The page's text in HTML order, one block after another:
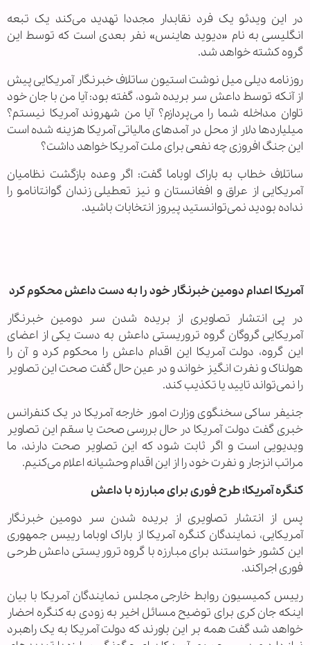
در این ویدئو یک فرد نقابدار مجددا تهدید می‌کند یک تبعه
انگلیسی به نام «دیوید هاینس» نفر بعدی است که توسط این
گروه کشته خواهد شد.
روزنامه دیلی میل نوشت استیون ساتلاف خبرنگار آمریکایی پیش
از آنکه توسط داعش سر بریده شود، گفته بود: آیا من با جان خود
تاوان مداخله شما را می‌پردازم؟ آیا من شهروند آمریکا نیستم؟
میلیارد‌ها دلار از محل در آمدهای مالیاتی آمریکا هزینه شده است
این جنگ افروزی چه نفعی برای ملت آمریکا خواهد داشت؟
ساتلاف خطاب به باراک اوباما گفت: اگر وعده بازگشت نظامیان
آمریکایی از عراق و افغانستان و نیز تعطیلی زندان گوانتانامو را
نداده بودید نمی‌توانستید پیروز انتخابات باشید.
آمریکا اعدام دومین خبرنگار خود را به دست داعش محکوم کرد
در پی انتشار تصاویری از بریده شدن سر دومین خبرنگار
آمریکایی گروگان گروه تروریستی داعش به دست یکی از اعضای
این گروه، دولت آمریکا این اقدام داعش را محکوم کرد و آن را
هولناک و نفرت انگیز خواند و در عین حال گفت صحت این تصاویر
را نمی‌تواند تایید یا تکذیب کند.
جنیفر ساکی سخنگوی وزارت امور خارجه آمریکا در یک کنفرانس
خبری گفت دولت آمریکا در حال بررسی صحت یا سقم این تصاویر
ویدیویی است و اگر ثابت شود که این تصاویر صحت دارند، ما
مراتب انزجار و نفرت خود را از این اقدام وحشیانه اعلام می‌کنیم.
کنگره آمریکا؛ طرح فوری برای مبارزه با داعش
پس از انتشار تصاویری از بریده شدن سر دومین خبرنگار
آمریکایی، نمایندگان کنگره آمریکا از باراک اوباما رییس جمهوری
این کشور خواستند برای مبارزه با گروه تروریستی داعش طرحی
فوری اجراکند.
رییس کمیسیون روابط خارجی مجلس نمایندگان آمریکا با بیان
اینکه جان کری برای توضیح مسائل اخیر به زودی به کنگره احضار
خواهد شد گفت همه بر این باورند که دولت آمریکا به یک راهبرد